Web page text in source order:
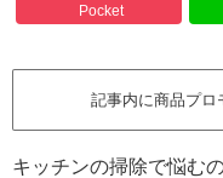
Pocket
記事内に商品プロ
キッチンの掃除で悩む